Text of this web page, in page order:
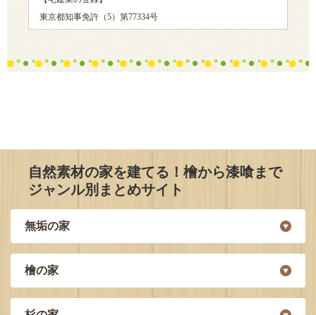
東京都知事免許（5）第77334号
自然素材の家を建てる！檜から漆喰まで
ジャンル別まとめサイト
無垢の家
檜の家